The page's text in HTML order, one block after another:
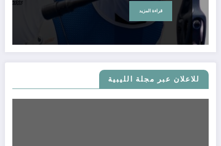
للاعلان عبر مجلة الليبية
قراءة المزيد